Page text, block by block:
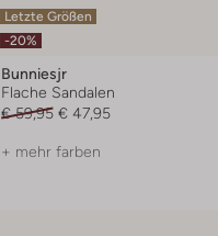
Letzte Größen
-20%
Bunniesjr
Flache Sandalen
€ 59,95 € 47,95
+ mehr farben